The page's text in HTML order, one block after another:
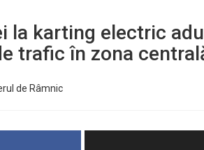
la karting electric
trafic în zona
de Râmnic